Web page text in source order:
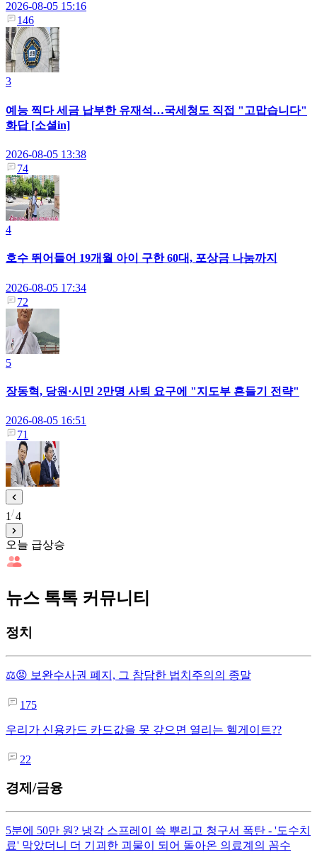
2026-08-05 15:16
146
3
예능 찍다 세금 납부한 유재석…국세청도 직접 "고맙습니다"
화답 [소셜in]
2026-08-05 13:38
74
4
호수 뛰어들어 19개월 아이 구한 60대, 포상금 나눔까지
2026-08-05 17:34
72
5
장동혁, 당원·시민 2만명 사퇴 요구에 "지도부 흔들기 전략"
2026-08-05 16:51
71
1 4
오늘 급상승
뉴스 톡톡 커뮤니티
정치
⚖️😡 보완수사권 폐지, 그 참담한 법치주의의 종말
175
우리가 신용카드 카드값을 못 갚으면 열리는 헬게이트??
22
경제/금융
5분에 50만 원? 냉각 스프레이 쓱 뿌리고 청구서 폭탄 - '도수치
료' 막았더니 더 기괴한 괴물이 되어 돌아온 의료계의 꼼수